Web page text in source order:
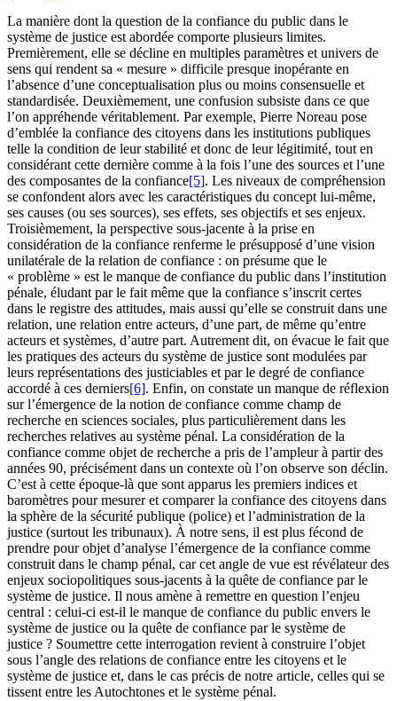
La manière dont la question de la confiance du public dans le
système de justice est abordée comporte plusieurs limites.
Premièrement, elle se décline en multiples paramètres et univers de
sens qui rendent sa « mesure » difficile presque inopérante en
l’absence d’une conceptualisation plus ou moins consensuelle et
standardisée. Deuxièmement, une confusion subsiste dans ce que
l’on appréhende véritablement. Par exemple, Pierre Noreau pose
d’emblée la confiance des citoyens dans les institutions publiques
telle la condition de leur stabilité et donc de leur légitimité, tout en
considérant cette dernière comme à la fois l’une des sources et l’une
des composantes de la confiance[5]. Les niveaux de compréhension
se confondent alors avec les caractéristiques du concept lui-même,
ses causes (ou ses sources), ses effets, ses objectifs et ses enjeux.
Troisièmement, la perspective sous-jacente à la prise en
considération de la confiance renferme le présupposé d’une vision
unilatérale de la relation de confiance : on présume que le
« problème » est le manque de confiance du public dans l’institution
pénale, éludant par le fait même que la confiance s’inscrit certes
dans le registre des attitudes, mais aussi qu’elle se construit dans une
relation, une relation entre acteurs, d’une part, de même qu’entre
acteurs et systèmes, d’autre part. Autrement dit, on évacue le fait que
les pratiques des acteurs du système de justice sont modulées par
leurs représentations des justiciables et par le degré de confiance
accordé à ces derniers[6]. Enfin, on constate un manque de réflexion
sur l’émergence de la notion de confiance comme champ de
recherche en sciences sociales, plus particulièrement dans les
recherches relatives au système pénal. La considération de la
confiance comme objet de recherche a pris de l’ampleur à partir des
années 90, précisément dans un contexte où l’on observe son déclin.
C’est à cette époque-là que sont apparus les premiers indices et
baromètres pour mesurer et comparer la confiance des citoyens dans
la sphère de la sécurité publique (police) et l’administration de la
justice (surtout les tribunaux). À notre sens, il est plus fécond de
prendre pour objet d’analyse l’émergence de la confiance comme
construit dans le champ pénal, car cet angle de vue est révélateur des
enjeux sociopolitiques sous-jacents à la quête de confiance par le
système de justice. Il nous amène à remettre en question l’enjeu
central : celui-ci est-il le manque de confiance du public envers le
système de justice ou la quête de confiance par le système de
justice ? Soumettre cette interrogation revient à construire l’objet
sous l’angle des relations de confiance entre les citoyens et le
système de justice et, dans le cas précis de notre article, celles qui se
tissent entre les Autochtones et le système pénal.